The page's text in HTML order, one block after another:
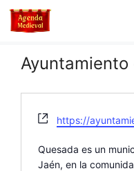
Saltar
Ayuntamiento
W
b
s
https://
Quesada es un
Jaén, en la